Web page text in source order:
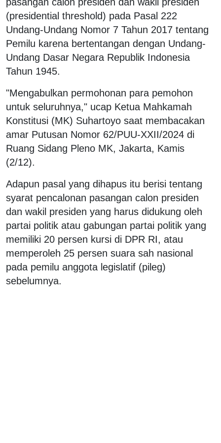
(presidential threshold) pada Pasal 222
Undang-Undang Nomor 7 Tahun 2017 tentang
Pemilu karena bertentangan dengan Undang-
Undang Dasar Negara Republik Indonesia
Tahun 1945.
"Mengabulkan permohonan para pemohon
untuk seluruhnya," ucap Ketua Mahkamah
Konstitusi (MK) Suhartoyo saat membacakan
amar Putusan Nomor 62/PUU-XXII/2024 di
Ruang Sidang Pleno MK, Jakarta, Kamis
(2/12).
Adapun pasal yang dihapus itu berisi tentang
syarat pencalonan pasangan calon presiden
dan wakil presiden yang harus didukung oleh
partai politik atau gabungan partai politik yang
memiliki 20 persen kursi di DPR RI, atau
memperoleh 25 persen suara sah nasional
pada pemilu anggota legislatif (pileg)
sebelumnya.